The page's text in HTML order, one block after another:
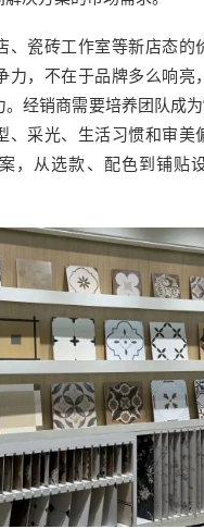
、瓷砖工作室等新店态的
力，不在于品牌多么响亮
经销商需要培养团队成为
、采光、生活习惯和审美
，从选款、配色到铺贴